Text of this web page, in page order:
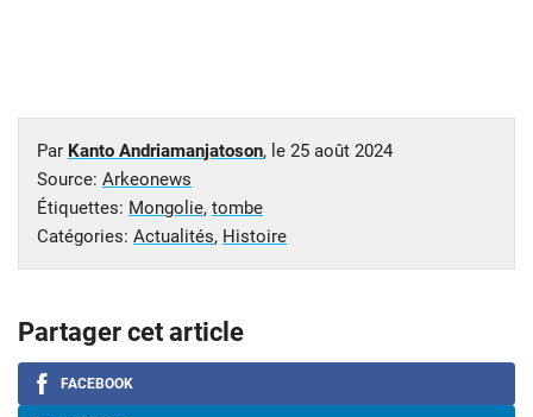
Par Kanto Andriamanjatoson, le 25 août 2024
Source: Arkeonews
Étiquettes: Mongolie, tombe
Catégories: Actualités, Histoire
Partager cet article
FACEBOOK